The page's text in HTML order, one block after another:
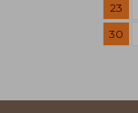
23
30